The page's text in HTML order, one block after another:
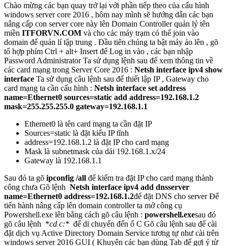
Chào mừng các bạn quay trở lại với phần tiếp theo của cấu hình
windows server core 2016 , hôm nay mình sẽ hướng dẫn các bạn
nâng cấp con server core này lên Domain Controller quản lý tên
miền ITFORVN.COM và cho các máy trạm có thể join vào
domain để quản lí tập trung . Đầu tiên chúng ta bật máy ảo lên , gõ
tổ hợp phím Ctrl + alt+ Insert để Log in vào , các bạn nhập
Password AdministratorTa sử dụng lệnh sau để xem thông tin về
các card mạng trong Server Core 2016 : Netsh interface ipv4 show
interface Ta sử dụng câu lệnh sau để thiết lập IP , Gateway cho
card mạng ta cần cấu hình : Netsh interface set address
name=Ethernet0 sources=static add address=192.168.1.2
mask=255.255.255.0 gateway=192.168.1.1
Ethernet0 là tên card mạng ta cần đặt IP
Sources=static là đặt kiểu IP tĩnh
address=192.168.1.2 là đặt IP cho card mạng
Mask là subnetmask của dải 192.168.1.x/24
Gateway là 192.168.1.1
Sau đó ta gõ ipconfig /all để kiểm tra đặt IP cho card mạng thành
công chưa Gõ lệnh Netsh interface ipv4 add dnsserver
name=Ethernet0 address=192.168.1.2để đặt DNS cho serverĐể
tiến hành nâng cấp lên domain controller ta mở công cụ
Powershell.exe lên bằng cách gõ câu lệnh : powershell.exesau đó
gõ câu lệnh *cd c:* để di chuyển đến ổ C Gõ câu lệnh sau để cài
đặt dịch vụ Active Directory Domain Service tương tự như cài trên
windows server 2016 GUI ( Khuyên các bạn dùng Tab để gợi ý từ